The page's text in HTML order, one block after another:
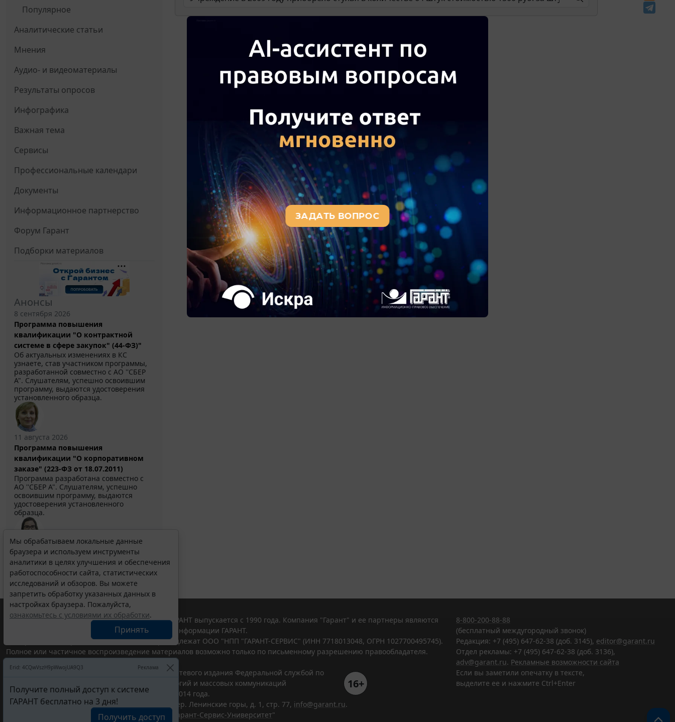
Популярное
Аналитические статьи
Мнения
Аудио- и видеоматериалы
Результаты опросов
Инфографика
Важная тема
Сервисы
Профессиональные календари
Документы
Информационное партнерство
Форум Гарант
Подборки материалов
Анонсы
8 сентября 2026
Программа повышения
квалификации "О контрактной
системе в сфере закупок" (44-ФЗ)"
Об актуальных изменениях в КС
узнаете, став участником программы,
разработанной совместно с АО ''СБЕР
А". Слушателям, успешно освоившим
программу, выдаются удостоверения
установленного образца.
11 августа 2026
Программа повышения
квалификации "О корпоративном
заказе" (223-ФЗ от 18.07.2011)
Программа разработана совместно с
АО ''СБЕР А". Слушателям, успешно
освоившим программу, выдаются
удостоверения установленного
образца.
Выберите тему программы повышения квалификации
для юристов ...
Мы обрабатываем локальные данные
браузера и используем инструменты
аналитики в целях улучшения и обеспечения
работоспособности сайта, статистических
исследований и обзоров. Вы можете
запретить обработку указанных данных в
настройках браузера. Пожалуйста,
ознакомьтесь с условиями их обработки.
Принять
Erid: 4CQwVszH9pWwojUA9Q3 Реклама
Получите полный доступ к системе
ГАРАНТ бесплатно на 3 дня!
Получить доступ
© ООО "НПП "ГАРАНТ-СЕРВИС", 2026. Система ГАРАНТ выпускается с 1990 года. Компания "Гарант" и ее партнеры являются
участниками Российской ассоциации правовой информации ГАРАНТ.
Все права на материалы сайта ГАРАНТ.РУ принадлежат ООО "НПП "ГАРАНТ-СЕРВИС" (ИНН 7718013048, ОГРН 1027700495745).
Полное или частичное воспроизведение материалов возможно только по письменному разрешению правообладателя.
Портал ГАРАНТ.РУ зарегистрирован в качестве сетевого издания Федеральной службой по
надзору в сфере связи,информационных технологий и массовых коммуникаций
(Роскомнадзором), Эл № ФС77-58365 от 18 июня 2014 года.
16+
ООО "НПП "ГАРАНТ-СЕРВИС", 119234, г. Москва, тер. Ленинские горы, д. 1, стр. 77, info@garant.ru.
Разработчик ЭПС Система ГАРАНТ – ООО "НПП "
Гарант-Сервис-Университет"
8-800-200-88-88
(бесплатный междугородный звонок)
Редакция: +7 (495) 647-62-38 (доб. 3145), editor@garant.ru
Отдел рекламы: +7 (495) 647-62-38 (доб. 3136),
adv@garant.ru. Рекламные возможности сайта
Если вы заметили опечатку в тексте,
выделите ее и нажмите Ctrl+Enter